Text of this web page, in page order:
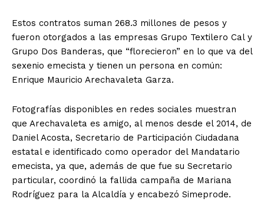
Estos contratos suman 268.3 millones de pesos y
fueron otorgados a las empresas Grupo Textilero Cal y
Grupo Dos Banderas, que “florecieron” en lo que va del
sexenio emecista y tienen un persona en común:
Enrique Mauricio Arechavaleta Garza.
Fotografías disponibles en redes sociales muestran
que Arechavaleta es amigo, al menos desde el 2014, de
Daniel Acosta, Secretario de Participación Ciudadana
estatal e identificado como operador del Mandatario
emecista, ya que, además de que fue su Secretario
particular, coordinó la fallida campaña de Mariana
Rodríguez para la Alcaldía y encabezó Simeprode.